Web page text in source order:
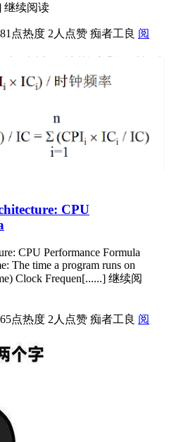
继续阅读
点热度 2人点赞 痴者工良 阅
CPU
CPU Performance Formula
The time a program runs on
Clock Frequen[......] 继续阅
点热度 2人点赞 痴者工良 阅